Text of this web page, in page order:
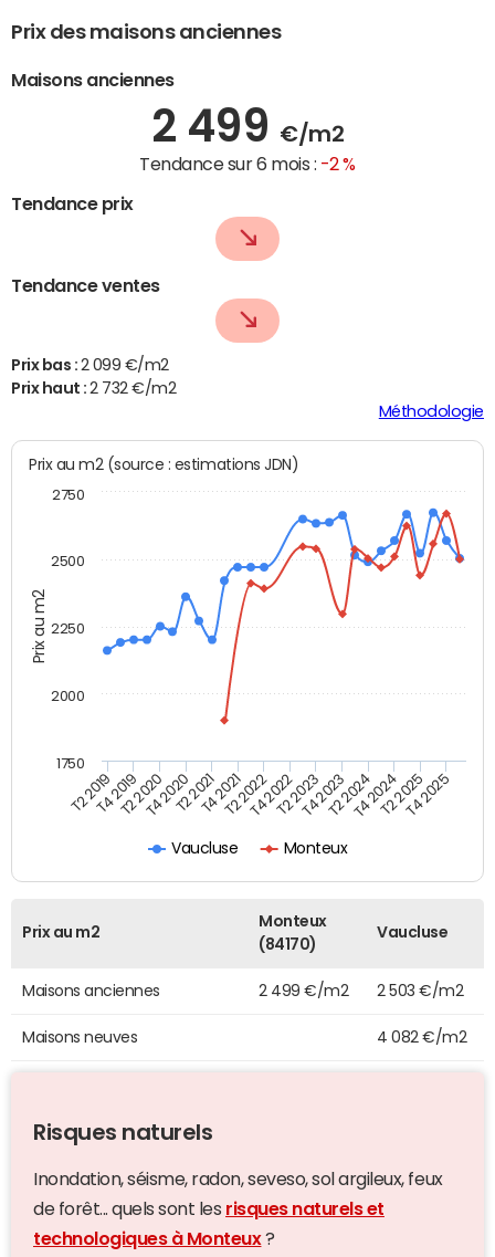
Prix des maisons anciennes
Maisons anciennes
2 499 €/m2
Tendance sur 6 mois : -2 %
Tendance prix
Tendance ventes
Prix bas : 2 099 €/m2
Prix haut :2 732 €/m2
Méthodologie
Prix au m2
Prix au m2 (source : estimations JDN)
Vaucluse Monteux
T2 2019T4 2019T2 2020T4 2020T2 2021T4 2021T2 2022T4 2022T2 2023T4 2023T2 2024T4 2024T2 2025T4 2025
2000
1750
2250
2500
2750
Prix au m2
Monteux
(84170)
Vaucluse
Maisons anciennes 2 499 €/m2 2 503 €/m2
Maisons neuves 4 082 €/m2
Risques naturels
Inondation, séisme, radon, seveso, sol argileux, feux
de forêt... quels sont les risques naturels et
technologiques à Monteux?